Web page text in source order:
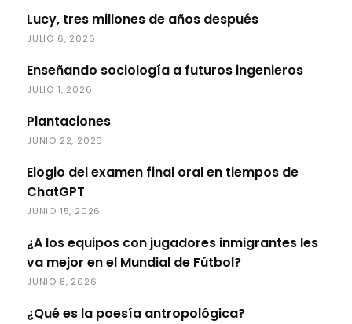
Lucy, tres millones de años después
JULIO 6, 2026
Enseñando sociología a futuros ingenieros
JULIO 1, 2026
Plantaciones
JUNIO 22, 2026
Elogio del examen final oral en tiempos de
ChatGPT
JUNIO 15, 2026
¿A los equipos con jugadores inmigrantes les
va mejor en el Mundial de Fútbol?
JUNIO 8, 2026
¿Qué es la poesía antropológica?